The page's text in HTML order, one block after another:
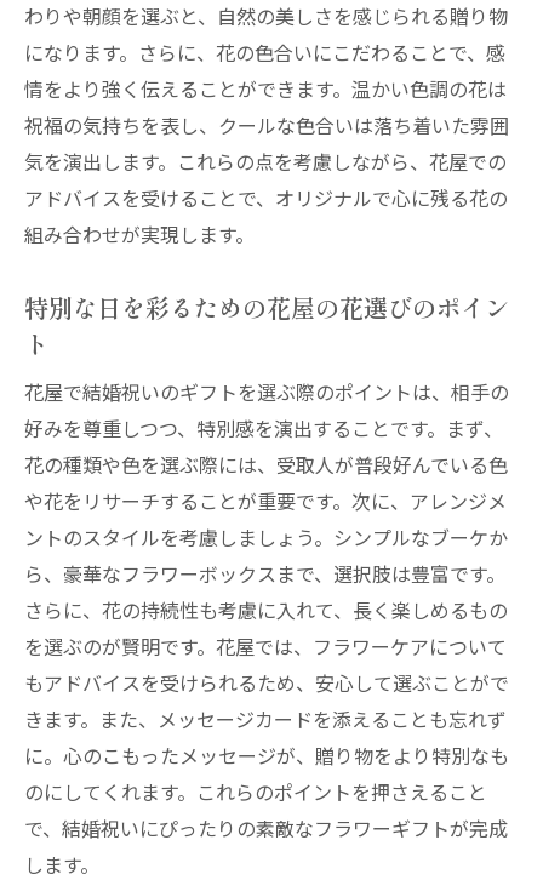
わりや朝顔を選ぶと、自然の美しさを感じられる贈り物
になります。さらに、花の色合いにこだわることで、感
情をより強く伝えることができます。温かい色調の花は
祝福の気持ちを表し、クールな色合いは落ち着いた雰囲
気を演出します。これらの点を考慮しながら、花屋での
アドバイスを受けることで、オリジナルで心に残る花の
組み合わせが実現します。
特別な日を彩るための花屋の花選びのポイン
ト
花屋で結婚祝いのギフトを選ぶ際のポイントは、相手の
好みを尊重しつつ、特別感を演出することです。まず、
花の種類や色を選ぶ際には、受取人が普段好んでいる色
や花をリサーチすることが重要です。次に、アレンジメ
ントのスタイルを考慮しましょう。シンプルなブーケか
ら、豪華なフラワーボックスまで、選択肢は豊富です。
さらに、花の持続性も考慮に入れて、長く楽しめるもの
を選ぶのが賢明です。花屋では、フラワーケアについて
もアドバイスを受けられるため、安心して選ぶことがで
きます。また、メッセージカードを添えることも忘れず
に。心のこもったメッセージが、贈り物をより特別なも
のにしてくれます。これらのポイントを押さえること
で、結婚祝いにぴったりの素敵なフラワーギフトが完成
します。